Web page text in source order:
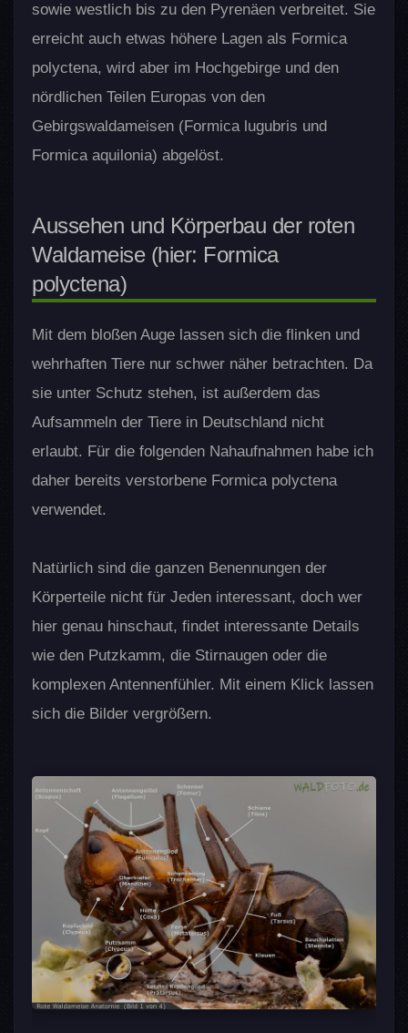
sowie westlich bis zu den Pyrenäen verbreitet. Sie
erreicht auch etwas höhere Lagen als Formica
polyctena, wird aber im Hochgebirge und den
nördlichen Teilen Europas von den
Gebirgswaldameisen (Formica lugubris und
Formica aquilonia) abgelöst.
Aussehen und Körperbau der roten
Waldameise (hier: Formica
polyctena)
Mit dem bloßen Auge lassen sich die flinken und
wehrhaften Tiere nur schwer näher betrachten. Da
sie unter Schutz stehen, ist außerdem das
Aufsammeln der Tiere in Deutschland nicht
erlaubt. Für die folgenden Nahaufnahmen habe ich
daher bereits verstorbene Formica polyctena
verwendet.
Natürlich sind die ganzen Benennungen der
Körperteile nicht für Jeden interessant, doch wer
hier genau hinschaut, findet interessante Details
wie den Putzkamm, die Stirnaugen oder die
komplexen Antennenfühler. Mit einem Klick lassen
sich die Bilder vergrößern.